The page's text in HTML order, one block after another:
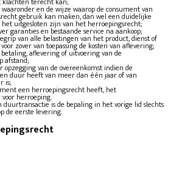
en de wijze waarop de consument van
gebruik kan maken, dan wel een duidelijke
uitgesloten zijn van het herroepingsrecht;
garanties en bestaande service na aankoop;
van alle belastingen van het product, dienst of
zover van toepassing de kosten van aflevering;
aflevering of uitvoering van de
afstand;
opzegging van de overeenkomst indien de
duur heeft van meer dan één jaar of van
is;
een herroepingsrecht heeft, het
herroeping.
duurtransactie is de bepaling in het vorige lid slechts
de eerste levering.